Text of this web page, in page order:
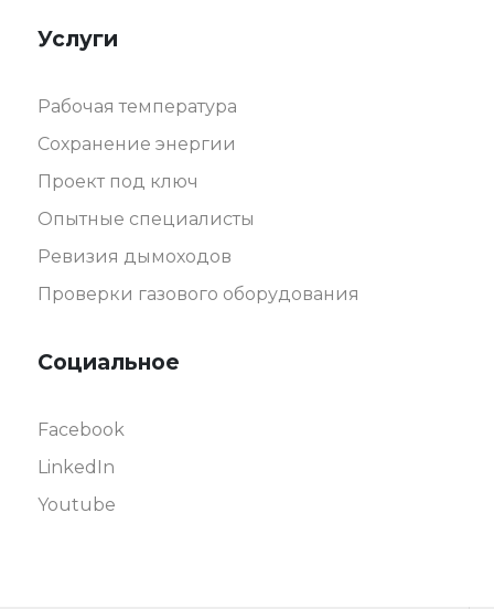
Услуги
Рабочая температура
Сохранение энергии
Проект под ключ
Опытные специалисты
Ревизия дымоходов
Проверки газового оборудования
Социальное
Facebook
LinkedIn
Youtube